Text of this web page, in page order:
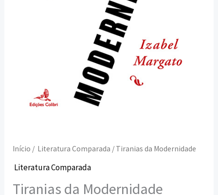
Início / Literatura Comparada / Tiranias da Modernidade
Literatura Comparada
Tiranias da Modernidade